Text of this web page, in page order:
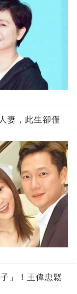
妻，此生卻僅
」！王偉忠鬆